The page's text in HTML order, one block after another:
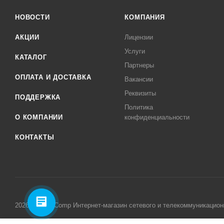
НОВОСТИ
АКЦИИ
КАТАЛОГ
ОПЛАТА И ДОСТАВКА
ПОДДЕРЖКА
О КОМПАНИИ
КОНТАКТЫ
КОМПАНИЯ
Лицензии
Услуги
Партнеры
Вакансии
Реквизиты
Политика
конфиденциальности
2026 © MikroComp Интернет-магазин сетевого и